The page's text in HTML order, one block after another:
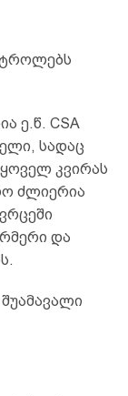
ე.წ. CSA
სადაც
კვირას
ძლიერია
და